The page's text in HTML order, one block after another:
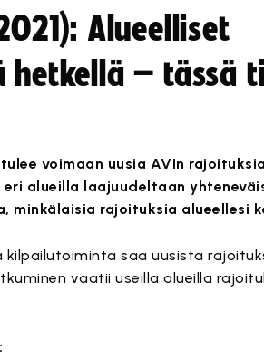
Alueelliset
hetkellä – tässä
voimaan uusia AVIn
alueilla laajuudeltaan
minkälaisia rajoituksia alueellesi
saa uusista
vaatii useilla alueilla